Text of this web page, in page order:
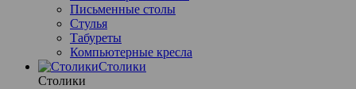
Письменные столы
Стулья
Табуреты
Компьютерные кресла
Столики
Столики